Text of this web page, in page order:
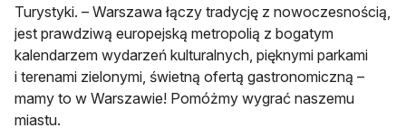
Turystyki. – Warszawa łączy tradycję z nowoczesnością,
jest prawdziwą europejską metropolią z bogatym
kalendarzem wydarzeń kulturalnych, pięknymi parkami
i terenami zielonymi, świetną ofertą gastronomiczną –
mamy to w Warszawie! Pomóżmy wygrać naszemu
miastu.